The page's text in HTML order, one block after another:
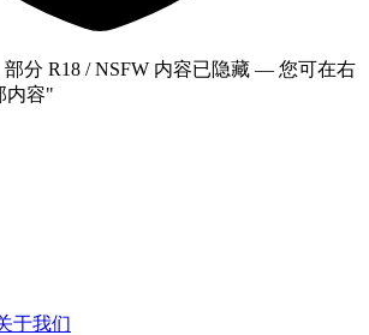
部分 R18 / NSFW 内容已隐藏 — 您可在右
内容"
于我们